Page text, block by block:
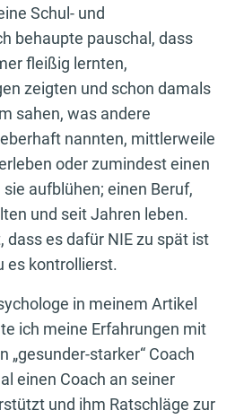
Schul- und
behaupte pauschal, dass
fleißig lernten,
zeigten und schon damals
sahen, was andere
nannten, mittlerweile
oder zumindest einen
aufblühen; einen Beruf,
und seit Jahren leben.
dass es dafür NIE zu spät ist
es kontrollierst.
in meinem Artikel
ich meine Erfahrungen mit
„gesunder-starker“ Coach
einen Coach an seiner
und ihm Ratschläge zur